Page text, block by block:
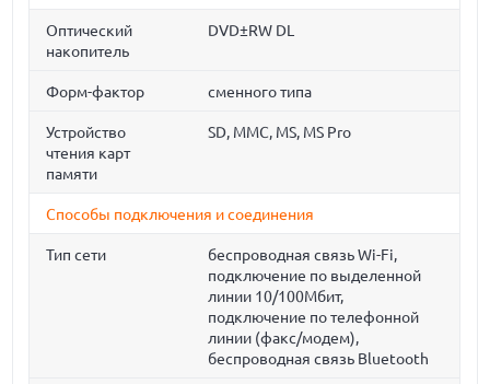
Оптический
накопитель
DVD±RW DL
Форм-фактор сменного типа
Устройство
чтения карт
памяти
SD, MMC, MS, MS Pro
Способы подключения и соединения
Тип сети
беспроводная связь Wi-Fi,
подключение по выделенной
линии 10/100Мбит,
подключение по телефонной
линии (факс/модем),
беспроводная связь Bluetooth